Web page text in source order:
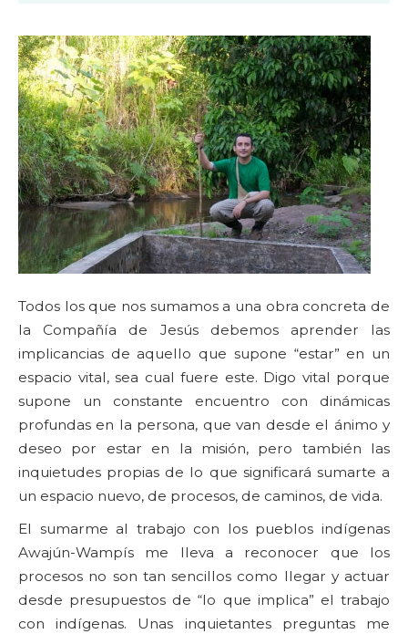
Todos los que nos sumamos a una obra concreta de
la Compañía de Jesús debemos aprender las
implicancias de aquello que supone “estar” en un
espacio vital, sea cual fuere este. Digo vital porque
supone un constante encuentro con dinámicas
profundas en la persona, que van desde el ánimo y
deseo por estar en la misión, pero también las
inquietudes propias de lo que significará sumarte a
un espacio nuevo, de procesos, de caminos, de vida.
El sumarme al trabajo con los pueblos indígenas
Awajún-Wampís me lleva a reconocer que los
procesos no son tan sencillos como llegar y actuar
desde presupuestos de “lo que implica” el trabajo
con indígenas. Unas inquietantes preguntas me